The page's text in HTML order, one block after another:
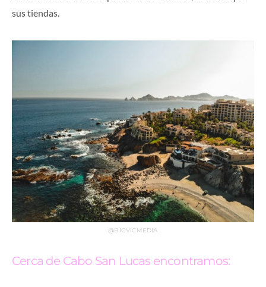
sus tiendas.
@BIGVICMEDIA
Cerca de Cabo San Lucas encontramos: